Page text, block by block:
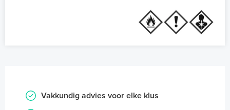
Vakkundig advies voor elke klus